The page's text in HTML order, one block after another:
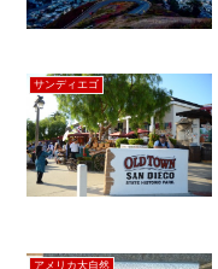
サンディエゴ
アメリカ大自然